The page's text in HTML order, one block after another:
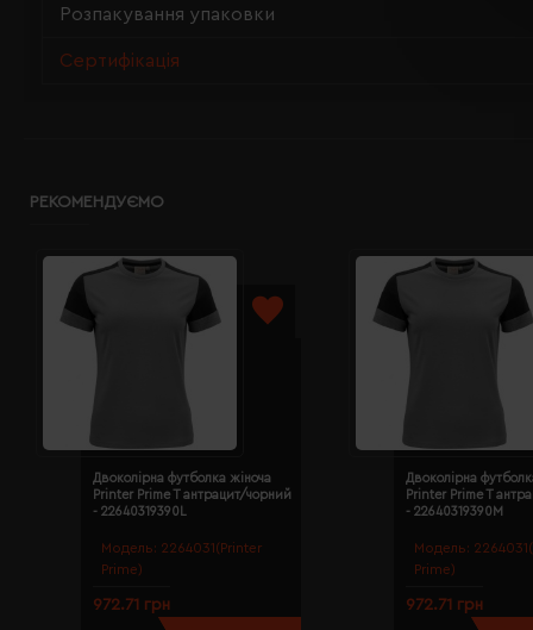
Розпакування упаковки
Сертифікація
РЕКОМЕНДУЄМО
Модель: 2264031(Printer
Prime)
Двоколірна футболка жіноча
Printer Prime T антрацит/чорний
- 22640319390L
972.71 грн
Модель:
Prime)
Двоколірна
Printer Prime T
- 22640319390M
972.71 грн